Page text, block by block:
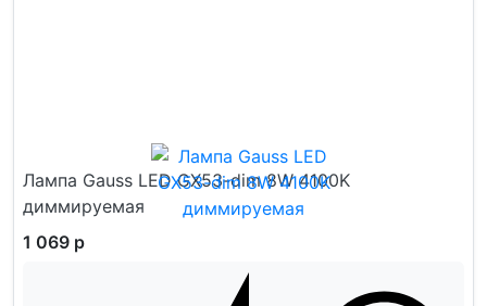
Лампа Gauss LED GX53-dim 8W 4100K
диммируемая
1 069 р